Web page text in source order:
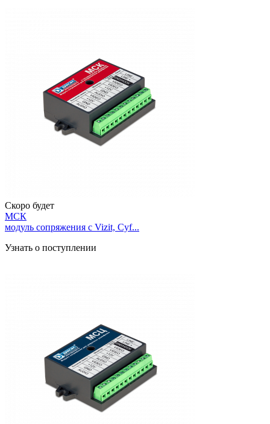
Скоро будет
МСК
модуль сопряжения с Vizit, Cyf...
Узнать о поступлении